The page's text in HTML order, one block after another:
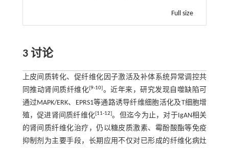
Full size
3 讨论
上皮间质转化、促纤维化因子激活及补体系统异常调控共
同推动肾间质纤维化[9-10]。近年来，研究发现自噬缺陷可
通过MAPK/ERK、EPRS1等通路诱导纤维细胞活化及T细胞增
殖，促进肾间质纤维化[11-12]。但迄今为止，对于IgAN相关
的肾间质纤维化治疗，仍以糖皮质激素、霉酚酸酯等免疫
抑制剂为主要手段，长期应用不仅对已形成的纤维化病灶